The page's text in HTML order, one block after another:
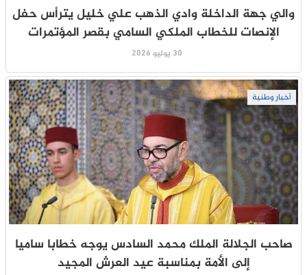
والي جهة الداخلة وادي الذهب علي خليل يترأس حفل
الإنصات للخطاب الملكي السامي بقصر المؤتمرات
30 يوليو 2026
أخبار وطنية
صاحب الجلالة الملك محمد السادس يوجه خطابا ساميا
إلى الأمة بمناسبة عيد العرش المجيد